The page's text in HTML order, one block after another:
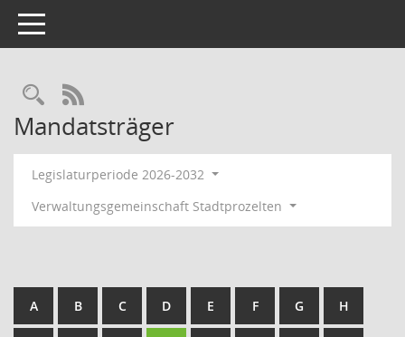
Toggle navigation
RSS-Feed
Mandatsträger
Legislaturperiode 2026-2032
Verwaltungsgemeinschaft Stadtprozelten
A B C D E F G H